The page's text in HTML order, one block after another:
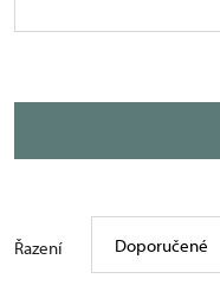
Řazení Doporučené